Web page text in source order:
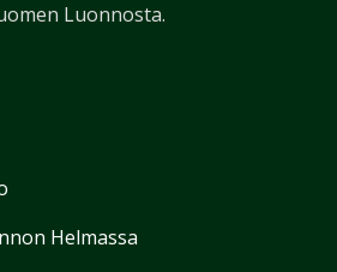
Luonnosta.
Helmassa